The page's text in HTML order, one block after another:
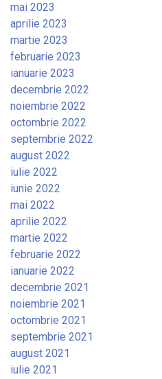
mai 2023
aprilie 2023
martie 2023
februarie 2023
ianuarie 2023
decembrie 2022
noiembrie 2022
octombrie 2022
septembrie 2022
august 2022
iulie 2022
iunie 2022
mai 2022
aprilie 2022
martie 2022
februarie 2022
ianuarie 2022
decembrie 2021
noiembrie 2021
octombrie 2021
septembrie 2021
august 2021
iulie 2021